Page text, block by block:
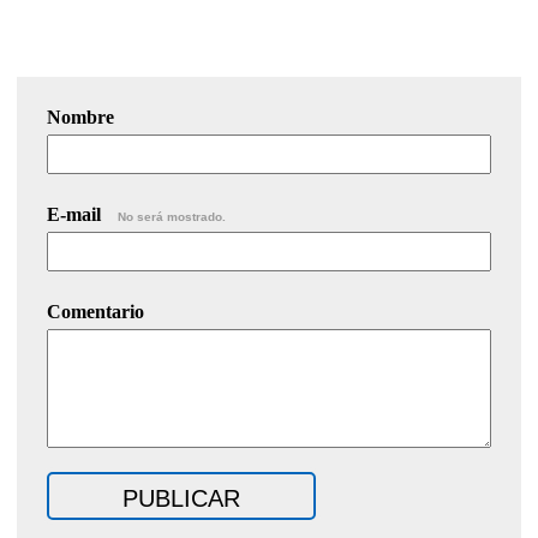
Nombre
E-mail No será mostrado.
Comentario